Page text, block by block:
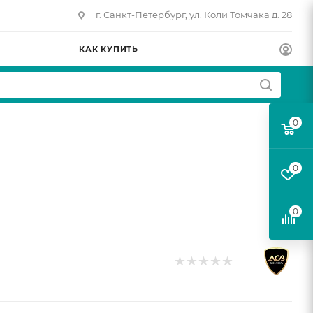
г. Санкт-Петербург, ул. Коли Томчака д. 28
КАК КУПИТЬ
0
0
0